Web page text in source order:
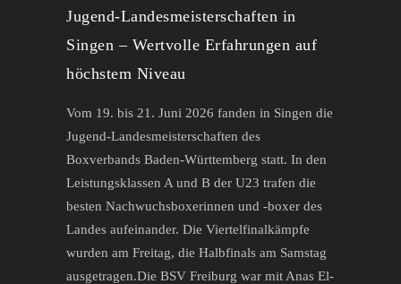
Jugend-Landesmeisterschaften in
Singen – Wertvolle Erfahrungen auf
höchstem Niveau
Vom 19. bis 21. Juni 2026 fanden in Singen die
Jugend-Landesmeisterschaften des
Boxverbands Baden-Württemberg statt. In den
Leistungsklassen A und B der U23 trafen die
besten Nachwuchsboxerinnen und -boxer des
Landes aufeinander. Die Viertelfinalkämpfe
wurden am Freitag, die Halbfinals am Samstag
ausgetragen.Die BSV Freiburg war mit Anas El-